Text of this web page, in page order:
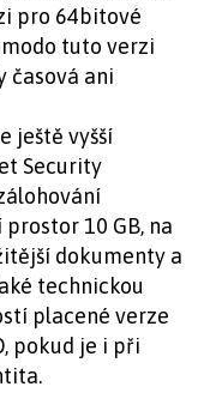
pro 64bitové
tuto verzi
časová ani
ještě vyšší
Security
10 GB, na
dokumenty a
technickou
placené verze
pokud je i při